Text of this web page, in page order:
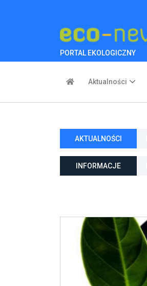
PORTAL EKOLOGICZNY
Aktualności
AKTUALNOŚCI
INFORMACJE